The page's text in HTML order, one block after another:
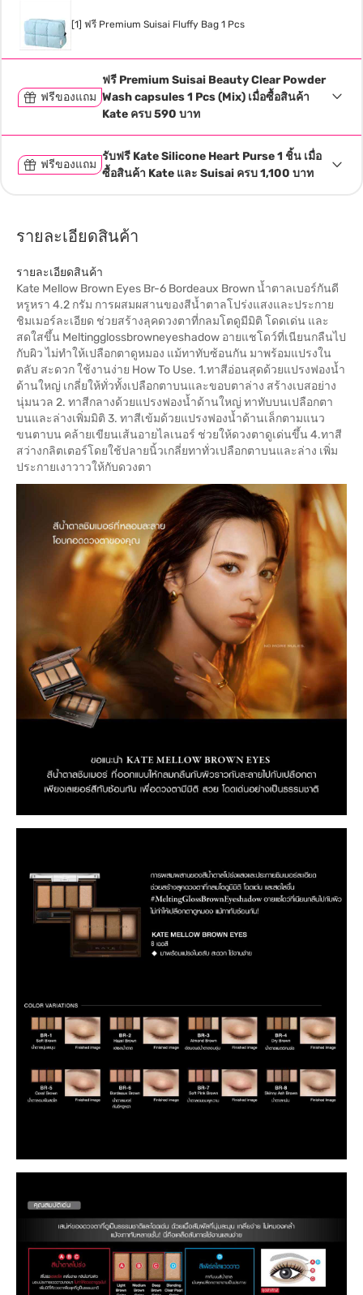
[1] ฟรี Premium Suisai Fluffy Bag 1 Pcs
ฟรีของแถม
ฟรี Premium Suisai Beauty Clear Powder
Wash capsules 1 Pcs (Mix) เมื่อซื้อสินค้า
Kate ครบ 590 บาท
ฟรีของแถม
รับฟรี Kate Silicone Heart Purse 1 ชิ้น เมื่อ
ซื้อสินค้า Kate และ Suisai ครบ 1,100 บาท
รายละเอียดสินค้า
รายละเอียดสินค้า
Kate Mellow Brown Eyes Br-6 Bordeaux Brown น้ำตาลเบอร์กันดี
หรูหรา 4.2 กรัม การผสมผสานของสีน้ำตาลโปร่งแสงและประกาย
ชิมเมอร์ละเอียด ช่วยสร้างลุคดวงตาที่กลมโตดูมีมิติ โดดเด่น และ
สดใสขึ้น Meltingglossbrowneyeshadow อายแชโดว์ที่เนียนกลืนไป
กับผิว ไม่ทำให้เปลือกตาดูหมอง แม้ทาทับซ้อนกัน มาพร้อมแปรงใน
ตลับ สะดวก ใช้งานง่าย How To Use. 1.ทาสีอ่อนสุดด้วยแปรงฟองน้ำ
ด้านใหญ่ เกลี่ยให้ทั่วทั้งเปลือกตาบนและขอบตาล่าง สร้างเบสอย่าง
นุ่มนวล 2. ทาสีกลางด้วยแปรงฟองน้ำด้านใหญ่ ทาทับบนเปลือกตา
บนและล่างเพิ่มมิติ 3. ทาสีเข้มด้วยแปรงฟองน้ำด้านเล็กตามแนว
ขนตาบน คล้ายเขียนเส้นอายไลเนอร์ ช่วยให้ดวงตาดูเด่นขึ้น 4.ทาสี
สว่างกลิตเตอร์โดยใช้ปลายนิ้วเกลี่ยทาทั่วเปลือกตาบนและล่าง เพิ่ม
ประกายเงาวาวให้กับดวงตา